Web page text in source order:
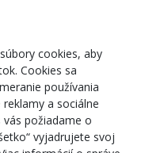
cookies, aby
Cookies sa
používania
a sociálne
požiadame o
vyjadrujete svoj